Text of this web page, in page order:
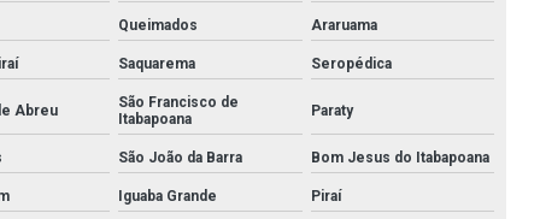
Chapa perfurada inox 5mm
Chapas de aço inox
Comercio de aço inox
Queimados Araruama
Saquarema Seropédica
Abreu
São Francisco de
Itabapoana
Paraty
São João da Barra Bom Jesus do Itabapoana
Iguaba Grande Piraí